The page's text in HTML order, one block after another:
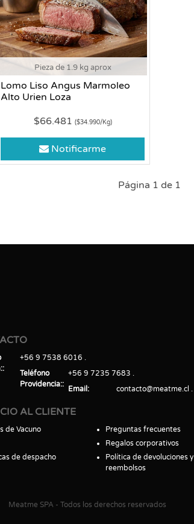
Pieza de 1.9 kg aprox
Lomo Liso Angus Marmoleo
Alto Urien Loza
$66.481 ($34.990/Kg)
Notificarme
Página 1 de 1
+56 9 7538 6016
Teléfono
Providencia:
+56 9 7235 7683
Email
contacto@meatme.cl
AL CLIENTE
de Vacuno
de despacho
Preguntas frecuentes
Regalos corporativos
Política de devoluciones y
reembolsos
Meatme SPA - Todos los derechos reservados